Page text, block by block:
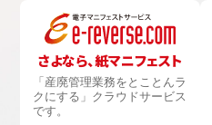
さよなら、紙マニフェスト
「産廃管理業務をとことんラ
クにする」 クラウドサービス
です。